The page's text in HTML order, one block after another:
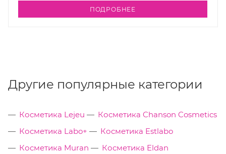
ПОДРОБНЕЕ
Другие популярные категории
Косметика Lejeu
Косметика Chanson Cosmetics
Косметика Labo+
Косметика Estlabo
Косметика Muran
Косметика Eldan